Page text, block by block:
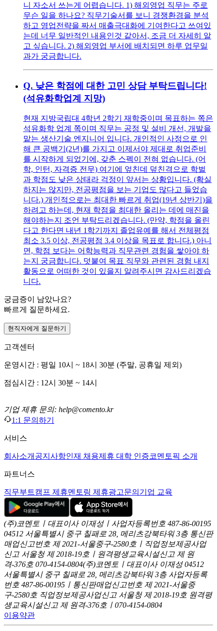
니 자소서 쓰는게 어렵습니다. 1) 해외영업 직무는 주로
무슨 일을 하나요? 직무기술서를 보니 경쟁환경을 분석
하고 영업전략을 짜서 매출극대화에 기여한다고 쓰여있
는데 너무 일반적인 내용인것 같아서, 조금 더 자세히 알
고 싶습니다. 2) 해외영업 부서에 배치되면 하루 업무일
과가 궁금합니다.
Q. 낮은 학점에 대한 고민 상담 부탁드립니다!
(석유화학업계 지망)
현재 지방국립대 4학년 2학기 재학중이며 목표하는 쪽은
석유화학 업계 쪽이며 직무는 공정 및 설비 개선, 개발을
맡는 생산기술 엔지니어 입니다. 개인적인 사정으로 인
해 큰 공백기(2년)를 가지고 이제서야 제대로 취업준비
를 시작하게 되었기에, 갖춘 스펙이 전혀 없습니다. (어
학, 인턴, 자격증 전무) 여기에 엎친데 덮친격으로 학벌
과 학점도 낮은 상태라 걱정이 앞서는 상황입니다. (확실
하지는 않지만, 전공평점을 보는 기업도 많다고 들었습
니다.) 개인적으로는 최대한 빠르게 취업(19년 상반기)을
하려고 하는데, 현재 학점을 최대한 올리는 데에 매진을
해야하는지 조언 부탁드리겠습니다. (만약, 학점을 올린
다고 한다면 내년 1학기까지 졸업유예를 해서 전체평점
최소 3.5 이상, 전공평점 3.4 이상을 목표로 합니다.) 아니
면, 학점 보다는 어학능력과 직무관련 경험을 쌓아야 하
는지 궁금합니다. 덧붙여 목표 직무와 관련된 경험 내지
활동으로 어떠한 것이 있을지 알려주시면 감사드리겠습
니다.
궁금증이 남았나요?
빠르게 질문하세요.
현직자에게 질문하기
고객센터
운영시간 : 평일 10시 ~ 18시 30분 (주말, 공휴일 제외)
점심시간 : 12시 30분 ~ 14시
기업 제휴 문의: help@comento.kr
1:1 문의하기
서비스
회사소개 공지사항인재 채용제휴 대학 인증코멘토픽 소개
파트너스
직무부트캠프 제휴멘토링 제휴광고문의 기업 교육
(주)코멘토ㅣ대표이사 이재성ㅣ사업자등록번호 487-86-00195
04512 서울특별시 중구 칠패로 28, 메리츠강북타워 3층 통신판
매업신고번호 제 2021-서울중구-2580호ㅣ직업정보제공사업
신고 서울청 제 2018-19호ㅣ원격평생교육시설신고 제 원
격-376호 070-4154-0804(주)코멘토ㅣ대표이사 이재성 04512
서울특별시 중구 칠패로 28, 메리츠강북타워 3층 사업자등록
번호 487-86-00195ㅣ통신판매업신고번호 제 2021-서울중
구-2580호 직업정보제공사업신고 서울청 제 2018-19호 원격평
생교육시설신고 제 원격-376호ㅣ070-4154-0804
이용약관